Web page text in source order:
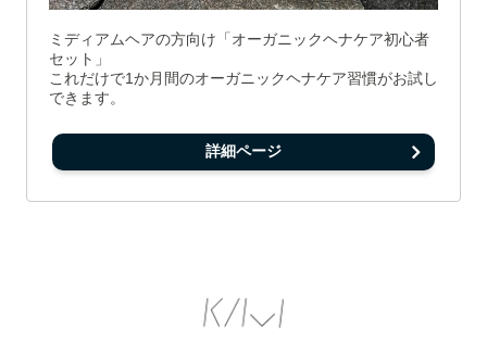
ミディアムヘアの方向け「オーガニックヘナケア初心者
セット」
これだけで1か月間のオーガニックヘナケア習慣がお試し
できます。
詳細ページ